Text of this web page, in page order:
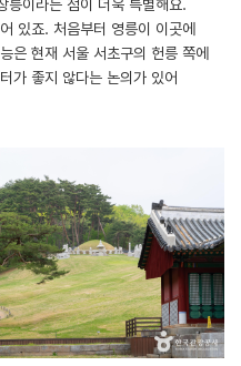
릉이라는 점이 더욱 특별해요.
있죠. 처음부터 영릉이 이곳에
은 현재 서울 서초구의 헌릉 쪽에
가 좋지 않다는 논의가 있어